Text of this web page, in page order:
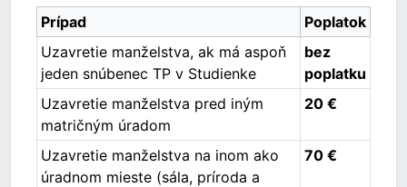
Prípad
Poplatok
Uzavretie manželstva, ak má aspoň
jeden snúbenec TP v Studienke
bez
poplatku
Uzavretie manželstva pred iným
matričným úradom
20 €
Uzavretie manželstva na inom ako
úradnom mieste (sála, príroda a
70 €